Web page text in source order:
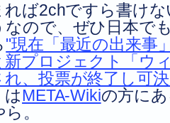
れば2chですら書け
なので、ぜひ日本で
現在「最近の出来事
新プロジェクト「ウ
れ、投票が終了し可
はMETA-Wikiの方に
。